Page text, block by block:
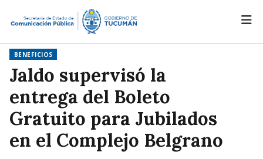
BENEFICIOS
Jaldo supervisó la
entrega del Boleto
Gratuito para Jubilados
en el Complejo Belgrano